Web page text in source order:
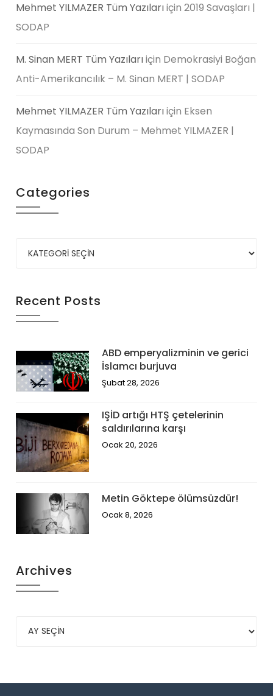
Mehmet YILMAZER Tüm Yazılarıiçin2019 Savaşları |
SODAP
M. Sinan MERT Tüm Yazılarıiçin Demokrasiyi Boğan
Anti-Amerikancılık – M. Sinan MERT | SODAP
Mehmet YILMAZER Tüm Yazılarıiçin Eksen
Kaymasında Son Durum – Mehmet YILMAZER |
SODAP
Categories
Recent Posts
ABD emperyalizminin ve gerici
İslamcı burjuva
Şubat 28, 2026
IŞİD artığı HTŞ çetelerinin
saldırılarına karşı
Ocak 20, 2026
Metin Göktepe ölümsüzdür!
Ocak 8, 2026
Archives